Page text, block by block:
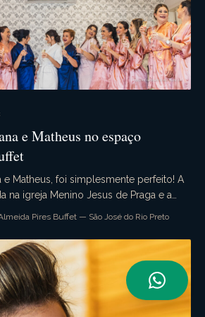
e Matheus no espaço
e Matheus, foi simplesmente perfeito! A
na igreja Menino Jesus de Praga e a
espaço Almeida ...
Pires Buffet — São José do Rio Preto